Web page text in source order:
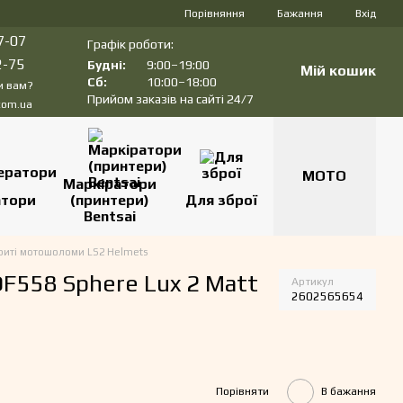
Порівняння Бажання Вхід
07
75
вам?
Графік роботи:
Будні:
9:00–19:00
Сб:
10:00–18:00
Прийом заказів на сайті 24/7
Мій кошик
Маркіратори
(принтери)
Bentsai
Для зброї
МОТО
мотошоломи LS2 Helmets
Sphere Lux 2 Matt Артикул
2602565654
Порівняти В бажання